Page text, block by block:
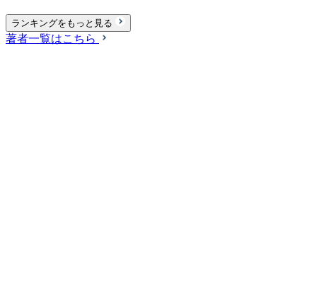
ランキングをもっと見る
著者一覧はこちら